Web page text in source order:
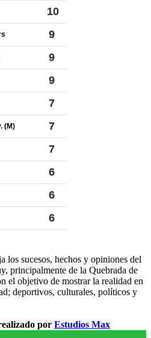
los sucesos, hechos y opiniones del
principalmente de la Quebrada de
el objetivo de mostrar la realidad en
deportivos, culturales, políticos y
por Estudios Max